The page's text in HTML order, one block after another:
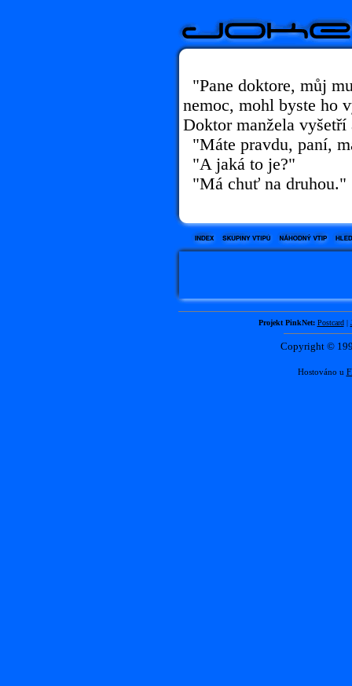
"Pane doktore, můj
nemoc, mohl byste ho
Doktor manžela vyšetří
"Máte pravdu, paní,
"A jaká to je?"
"Má chuť na druhou."
Projekt PinkNet: Postcard|
Copyright ©
Hostováno u